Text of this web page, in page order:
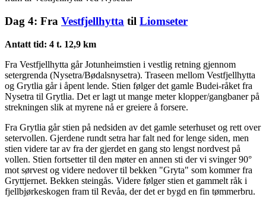
Dag 4: Fra Vestfjellhytta til Liomseter
Antatt tid: 4 t. 12,9 km
Fra Vestfjellhytta går Jotunheimstien i vestlig retning gjennom
setergrenda (Nysetra/Bødalsnysetra). Traseen mellom Vestfjellhytta
og Grytlia går i åpent lende. Stien følger det gamle Budei-råket fra
Nysetra til Grytlia. Det er lagt ut mange meter klopper/gangbaner på
strekningen slik at myrene nå er greiere å forsere.
Fra Grytlia går stien på nedsiden av det gamle seterhuset og rett over
setervollen. Gjerdene rundt setra har falt ned for lenge siden, men
stien videre tar av fra der gjerdet en gang sto lengst nordvest på
vollen. Stien fortsetter til den møter en annen sti der vi svinger 90°
mot sørvest og videre nedover til bekken "Gryta" som kommer fra
Gryttjernet. Bekken steingås. Videre følger stien et gammelt råk i
fjellbjørkeskogen fram til Revåa, der det er bygd en fin tømmerbru.